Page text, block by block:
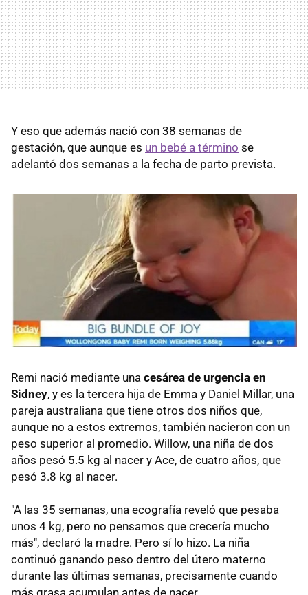
Y eso que además nació con 38 semanas de
gestación, que aunque es un bebé a término se
adelantó dos semanas a la fecha de parto prevista.
Remi nació mediante una cesárea de urgencia en
Sidney, y es la tercera hija de Emma y Daniel Millar, una
pareja australiana que tiene otros dos niños que,
aunque no a estos extremos, también nacieron con un
peso superior al promedio. Willow, una niña de dos
años pesó 5.5 kg al nacer y Ace, de cuatro años, que
pesó 3.8 kg al nacer.
"A las 35 semanas, una ecografía reveló que pesaba
unos 4 kg, pero no pensamos que crecería mucho
más", declaró la madre. Pero sí lo hizo. La niña
continuó ganando peso dentro del útero materno
durante las últimas semanas, precisamente cuando
más grasa acumulan antes de nacer.